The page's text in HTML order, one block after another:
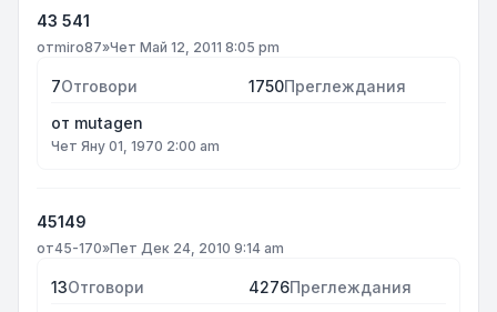
43 541
отmiro87»Чет Май 12, 2011 8:05 pm
7Отговори 1750Преглеждания
от mutagen
Чет Яну 01, 1970 2:00 am
45149
от45-170»Пет Дек 24, 2010 9:14 am
13Отговори 4276Преглеждания